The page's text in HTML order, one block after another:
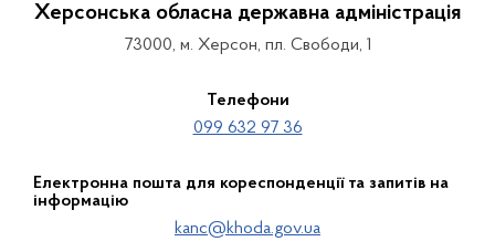
Херсонська обласна державна адміністрація
73000, м. Херсон, пл. Свободи, 1
Телефони
099 632 97 36
Електронна пошта для кореспонденції та запитів на
інформацію
kanc@khoda.gov.ua